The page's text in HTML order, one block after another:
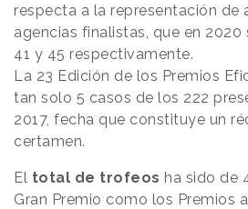
respecta a la representación de
agencias finalistas, que en 2020
41 y 45 respectivamente.
La 23 Edición de los Premios
tan solo 5 casos de los 222
2017, fecha que constituye un
certamen.
El total de trofeos ha sido de
Gran Premio como los Premios